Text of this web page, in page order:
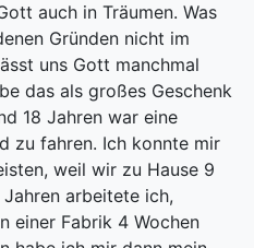
auch in Träumen. Was
Gründen nicht im
uns Gott manchmal
das als großes Geschenk
18 Jahren war eine
zu fahren. Ich konnte mir
weil wir zu Hause 9
arbeitete ich,
einer Fabrik 4 Wochen